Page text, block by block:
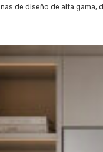
de diseño de alta gama,